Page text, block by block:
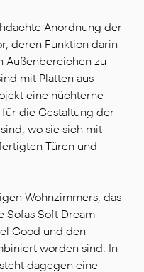
Anordnung der
deren Funktion darin
Außenbereichen zu
mit Platten aus
eine nüchterne
die Gestaltung der
wo sie sich mit
Türen und
Wohnzimmers, das
Sofas Soft Dream
Good und den
worden sind. In
dagegen eine